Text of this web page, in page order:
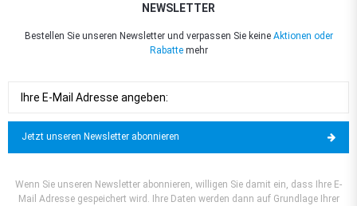
NEWSLETTER
Bestellen Sie unseren Newsletter und verpassen Sie keine Aktionen oder
Rabattemehr
Jetzt unseren Newsletter abonnieren
Wenn Sie unseren Newsletter abonnieren, willigen Sie damit ein, dass Ihre E-
Mail Adresse gespeichert wird. Ihre Daten werden dann auf Grundlage Ihrer